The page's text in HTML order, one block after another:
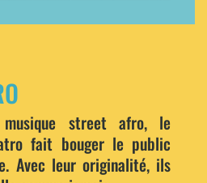
musique street afro, le
fait bouger le public
Avec leur originalité, ils